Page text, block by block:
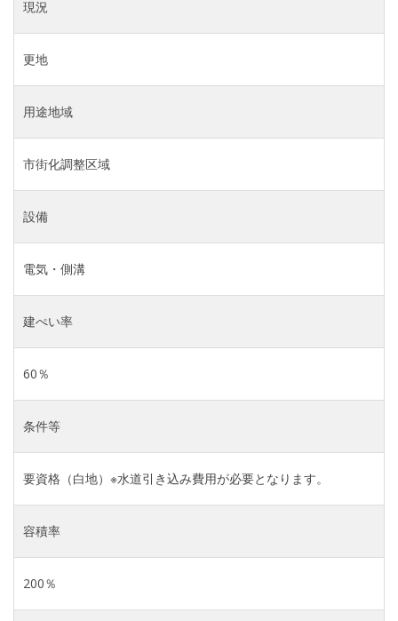
現況
更地
用途地域
市街化調整区域
設備
電気・側溝
建ぺい率
60％
条件等
要資格（白地）※水道引き込み費用が必要となります。
容積率
200％